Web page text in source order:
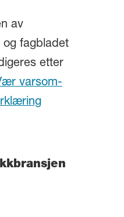
av
og fagbladet
etter
varsom-